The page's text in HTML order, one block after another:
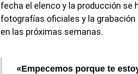
fecha el elenco y la producción se
fotografías oficiales y la
en las próximas semanas.
«Empecemos porque te